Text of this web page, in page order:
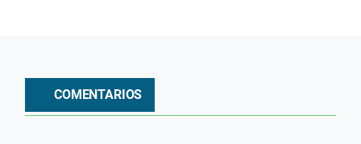
COMENTARIOS